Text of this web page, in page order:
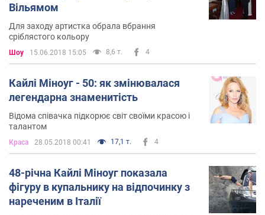
Вільямом
Для заходу артистка обрала вбрання
сріблястого кольору
Шоу 15.06.2018 15:05 8,6 т. 4
Кайлі Міноуг - 50: як змінювалася
легендарна знаменитість
Відома співачка підкорює світ своїми красою і
талантом
Краса 28.05.2018 00:41 17,1 т. 4
48-річна Кайлі Міноуг показала
фігуру в купальнику на відпочинку з
нареченим в Італії